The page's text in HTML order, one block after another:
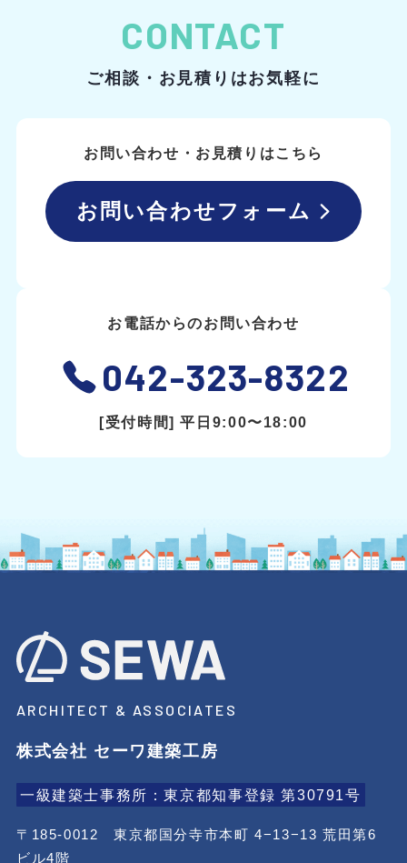
CONTACT
ご相談・お見積りはお気軽に
お問い合わせ・お見積りはこちら
お問い合わせフォーム
お電話からのお問い合わせ
042-323-8322
[受付時間] 平日9:00〜18:00
ARCHITECT & ASSOCIATES
株式会社 セーワ建築工房
一級建築士事務所：東京都知事登録 第30791号
〒185-0012 東京都国分寺市本町 4−13−13 荒田第6
ビル4階